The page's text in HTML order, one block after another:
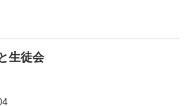
ない、同担歓迎。
康で危険に脅かされず、幸せ
生徒会